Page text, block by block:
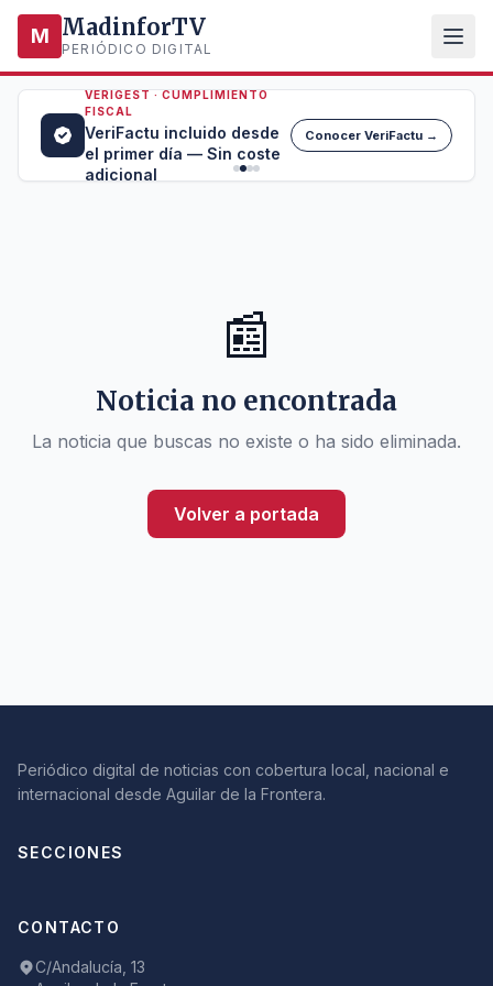
M MadinforTV
PERIÓDICO DIGITAL
VERIGEST · CUMPLIMIENTO
FISCAL
VeriFactu incluido desde
el primer día — Sin coste
adicional
Conocer VeriFactu →
📰
Noticia no encontrada
La noticia que buscas no existe o ha sido eliminada.
Volver a portada
Periódico digital de noticias con cobertura local, nacional e
internacional desde Aguilar de la Frontera.
SECCIONES
CONTACTO
C/Andalucía, 13